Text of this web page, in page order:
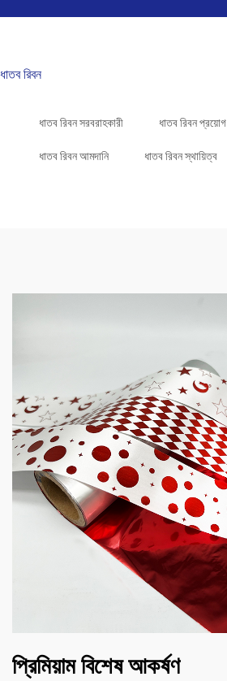
ধাতব রিবন
ধাতব রিবন সরবরাহকারী ধাতব রিবন প্রয়োগ
ধাতব রিবন আমদানি ধাতব রিবন স্থায়িত্ব
প্রিমিয়াম বিশেষ আকর্ষণ